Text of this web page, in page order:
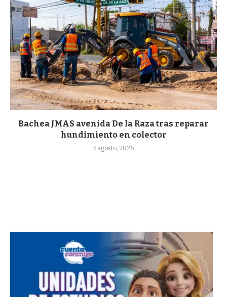
Bachea JMAS avenida De la Raza tras reparar
hundimiento en colector
5 agosto, 2026